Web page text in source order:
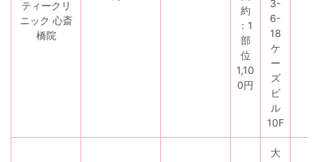
ティークリ
ニック 心斎
橋院
約
：1
部
位
1,10
0円
3-
6-
18
ケ
ー
ズ
ビ
ル
10F
大